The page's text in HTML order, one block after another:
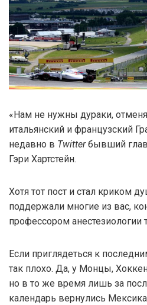
«Нам не нужны дураки,
итальянский и французский
недавно в Twitterбывший
Гэри Хартстейн.
Хотя тот пост и стал криком
поддержали многие из вас,
профессором анестезиологии
Если приглядеться к
так плохо. Да, у Монцы,
но в то же время лишь за
календарь вернулись